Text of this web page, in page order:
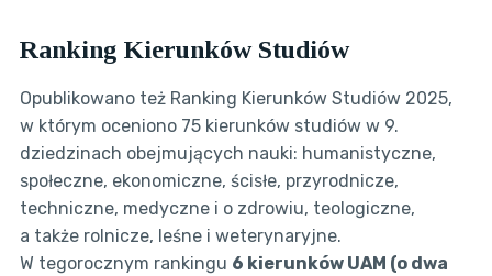
Ranking Kierunków Studiów
Opublikowano też Ranking Kierunków Studiów 2025,
w którym oceniono 75 kierunków studiów w 9.
dziedzinach obejmujących nauki: humanistyczne,
społeczne, ekonomiczne, ścisłe, przyrodnicze,
techniczne, medyczne i o zdrowiu, teologiczne,
a także rolnicze, leśne i weterynaryjne.
W tegorocznym rankingu 6 kierunków UAM (o dwa